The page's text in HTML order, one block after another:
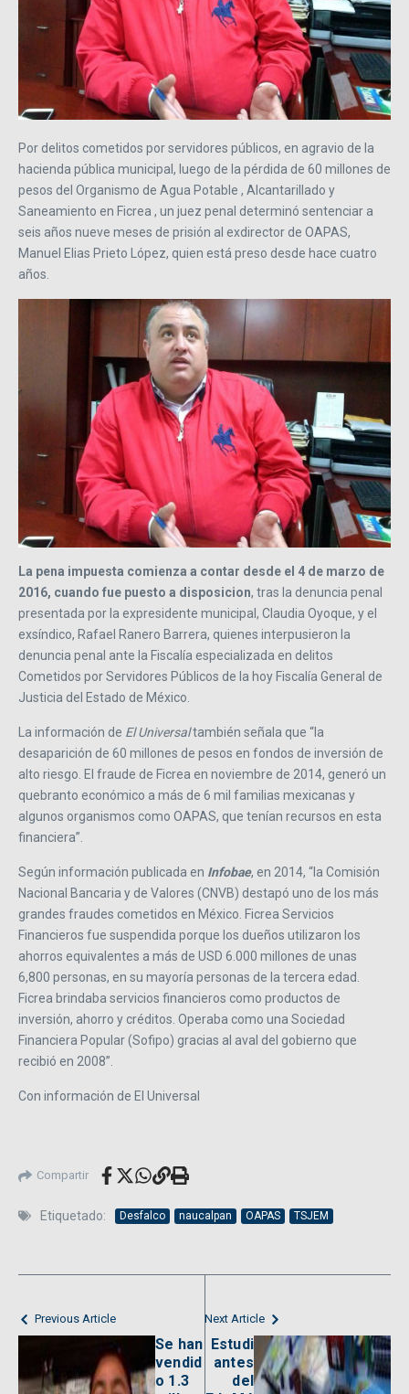
Por delitos cometidos por servidores públicos, en agravio de la
hacienda pública municipal, luego de la pérdida de 60 millones de
pesos del Organismo de Agua Potable , Alcantarillado y
Saneamiento en Ficrea , un juez penal determinó sentenciar a
seis años nueve meses de prisión al exdirector de OAPAS,
Manuel Elias Prieto López, quien está preso desde hace cuatro
años.
La pena impuesta comienza a contar desde el 4 de marzo de
2016, cuando fue puesto a disposicion, tras la denuncia penal
presentada por la expresidente municipal, Claudia Oyoque, y el
exsíndico, Rafael Ranero Barrera, quienes interpusieron la
denuncia penal ante la Fiscalía especializada en delitos
Cometidos por Servidores Públicos de la hoy Fiscalía General de
Justicia del Estado de México.
La información de El Universaltambién señala que “la
desaparición de 60 millones de pesos en fondos de inversión de
alto riesgo. El fraude de Ficrea en noviembre de 2014, generó un
quebranto económico a más de 6 mil familias mexicanas y
algunos organismos como OAPAS, que tenían recursos en esta
financiera”.
Según información publicada en Infobae, en 2014, “la Comisión
Nacional Bancaria y de Valores (CNVB) destapó uno de los más
grandes fraudes cometidos en México. Ficrea Servicios
Financieros fue suspendida porque los dueños utilizaron los
ahorros equivalentes a más de USD 6.000 millones de unas
6,800 personas, en su mayoría personas de la tercera edad.
Ficrea brindaba servicios financieros como productos de
inversión, ahorro y créditos. Operaba como una Sociedad
Financiera Popular (Sofipo) gracias al aval del gobierno que
recibió en 2008”.
Con información de El Universal
Compartir
Etiquetado: Desfalco naucalpan OAPAS TSJEM
Previous Article
Se han
vendid
o 1.3
Next Article
Estudi
antes
del